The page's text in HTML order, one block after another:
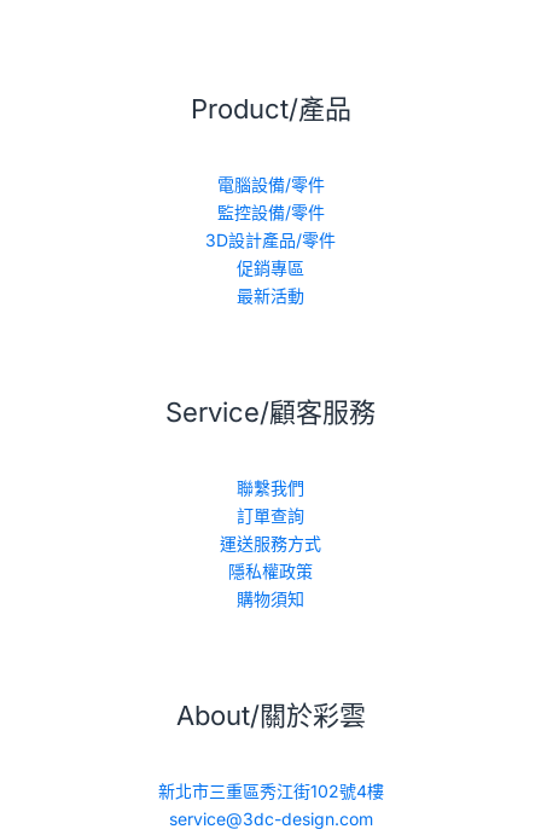
Product/產品
電腦設備/零件
監控設備/零件
3D設計產品/零件
促銷專區
最新活動
Service/顧客服務
聯繫我們
訂單查詢
運送服務方式
隱私權政策
購物須知
About/關於彩雲
新北市三重區秀江街102號4樓
service@3dc-design.com